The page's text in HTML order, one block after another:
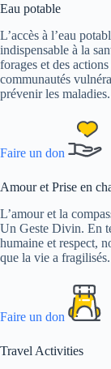
Eau potable
L’accès à l’eau
indispensable à la
forages et des
communautés
prévenir les maladies.
Faire un don
Amour et Prise en
L’amour et la
Un Geste Divin. En
humaine et respect,
que la vie a fragilisés.
Faire un don
Travel Activities